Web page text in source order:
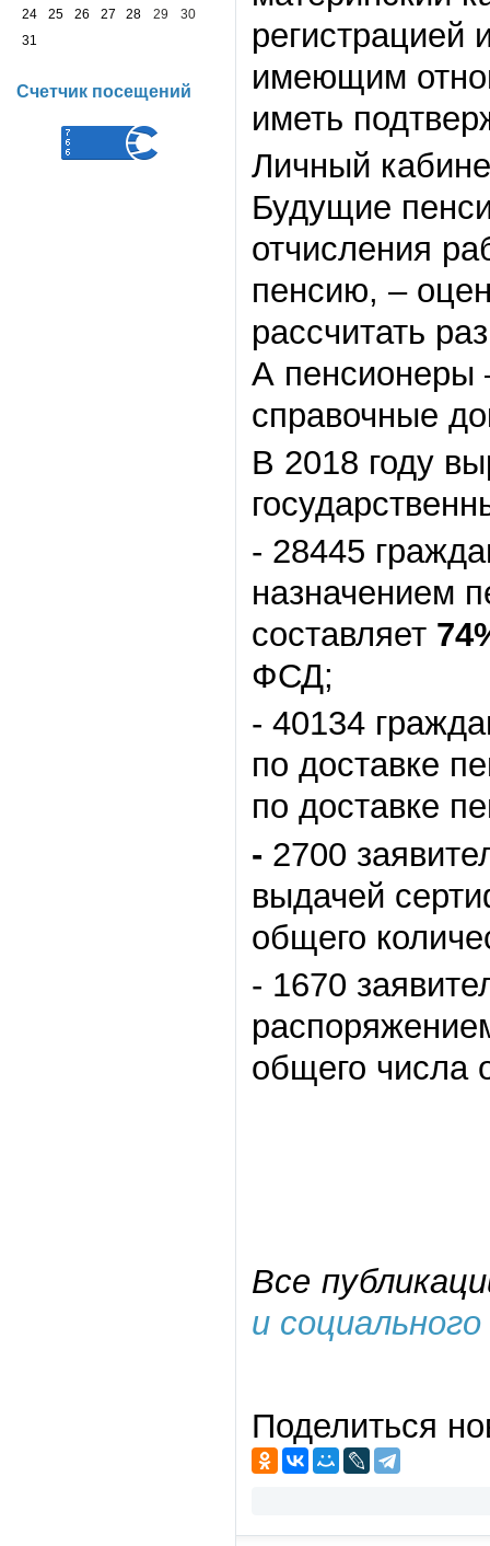
регистрацией
имеющим
иметь
Личный
Будущие
отчисления
пенсию, –
рассчитать
А пенсионеры
справочные
В 2018 году
- 28445
назначением
составляет
ФСД;
- 40134
по доставке
по доставке
- 2700
выдачей
общего
- 1670
общего числа
Все
и
Поделиться
24
25 26 27 28 29
30
31
Счетчик посещений